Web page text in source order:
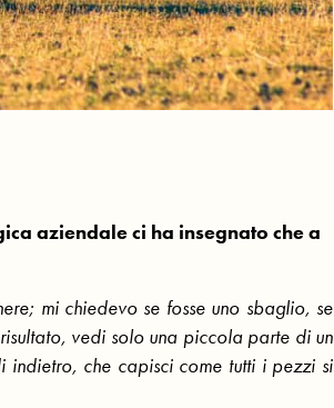
aziendale ci ha insegnato che a
mi chiedevo se fosse uno sbaglio, se
vedi solo una piccola parte di un
che capisci come tutti i pezzi si